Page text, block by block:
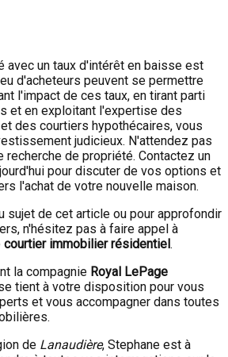
avec un taux d'intérêt en baisse est
d'acheteurs peuvent se permettre
l'impact de ces taux, en tirant parti
et en exploitant l'expertise des
des courtiers hypothécaires, vous
judicieux. N'attendez pas
recherche de propriété. Contactez un
pour discuter de vos options et
l'achat de votre nouvelle maison.
sujet de cet article ou pour approfondir
n'hésitez pas à faire appel à
courtier immobilier résidentiel .
la compagnie Royal LePage
tient à votre disposition pour vous
et vous accompagner dans toutes
de Lanaudière, Stephane est à